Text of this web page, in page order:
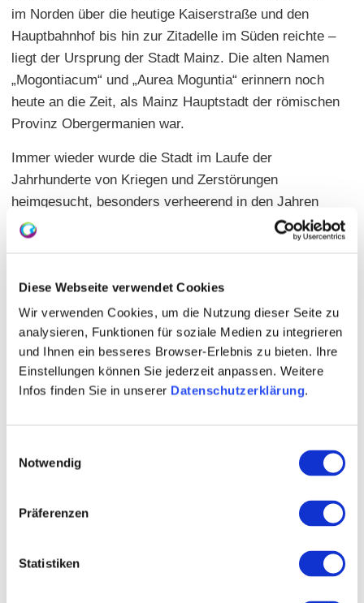
Diese Webseite verwendet Cookies
Wir verwenden Cookies, um die Nutzung dieser Seite zu
analysieren, Funktionen für soziale Medien zu integrieren
und Ihnen ein besseres Browser-Erlebnis zu bieten. Ihre
Einstellungen können Sie jederzeit anpassen. Weitere
Infos finden Sie in unserer Datenschutzerklärung.
Notwendig
Präferenzen
Statistiken
im Norden über die heutige Kaiserstraße und den
Hauptbahnhof bis hin zur Zitadelle im Süden reichte –
liegt der Ursprung der Stadt Mainz. Die alten Namen
„Mogontiacum“ und „Aurea Moguntia“ erinnern noch
heute an die Zeit, als Mainz Hauptstadt der römischen
Provinz Obergermanien war.
Immer wieder wurde die Stadt im Laufe der
Jahrhunderte von Kriegen und Zerstörungen
heimgesucht, besonders verheerend in den Jahren
1942 bis 1945 während des Zweiten Weltkriegs, als
große Teile des Stadtgebiets in Trümmern lagen.
wiederaufgebaut und restauriert worden. Heute
herrscht lebendiges Treiben in der Augustinerstraße,
am Rheinufer oder an Markttagen vor der
eindrucksvollen Kulisse des Doms St. Martin –
Ausdruck einer Altstadt, die Geschichte und
Gegenwart auf besondere Weise verbindet.